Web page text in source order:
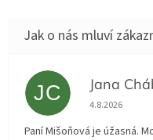
JC Jana
Hodnocení
4.8.2026
Paní Mišoňová je úžasná.